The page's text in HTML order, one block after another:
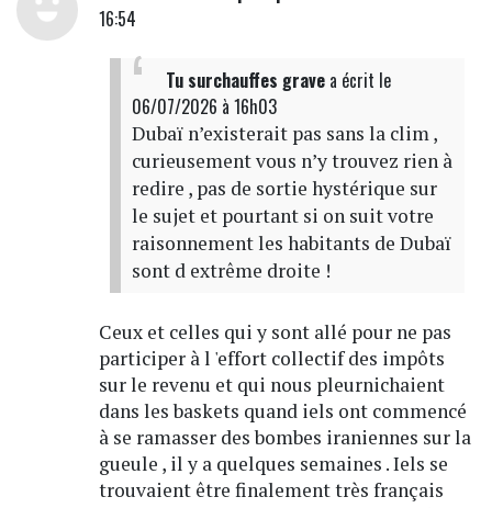
16:54
Tu surchauffes gravea écrit le
06/07/2026 à 16h03
Dubaï n’existerait pas sans la clim ,
curieusement vous n’y trouvez rien à
redire , pas de sortie hystérique sur
le sujet et pourtant si on suit votre
raisonnement les habitants de Dubaï
sont d extrême droite !
Ceux et celles qui y sont allé pour ne pas
participer à l 'effort collectif des impôts
sur le revenu et qui nous pleurnichaient
dans les baskets quand iels ont commencé
à se ramasser des bombes iraniennes sur la
gueule , il y a quelques semaines . Iels se
trouvaient être finalement très français